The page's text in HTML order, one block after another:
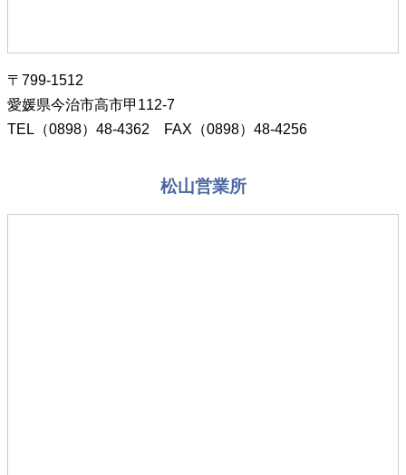
〒799-1512
愛媛県今治市高市甲112-7
TEL（0898）48-4362 FAX（0898）48-4256
松山営業所